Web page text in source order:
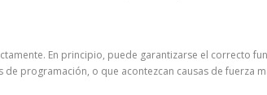
En principio, puede garantizarse el correcto
programación, o que acontezcan causas de fuerza